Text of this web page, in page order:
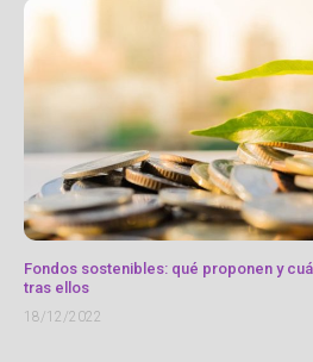
Fondos sostenibles: qué proponen y
tras ellos
18/12/2022